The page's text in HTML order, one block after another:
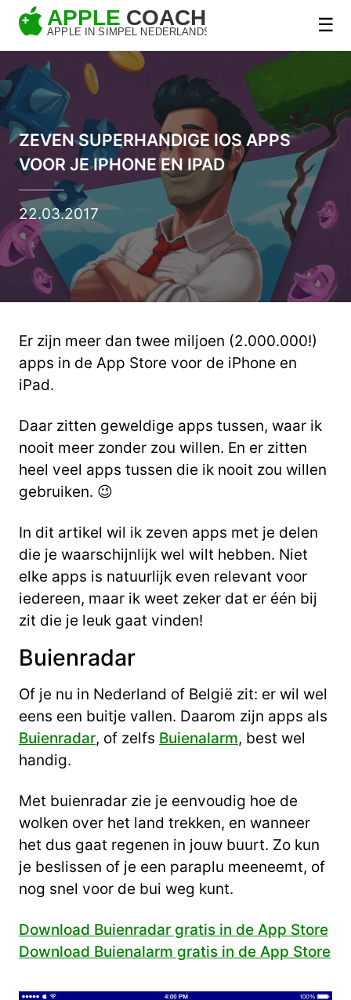
☰
ZEVEN SUPERHANDIGE IOS APPS
VOOR JE IPHONE EN IPAD
22.03.2017
Er zijn meer dan twee miljoen (2.000.000!)
apps in de App Store voor de iPhone en
iPad.
Daar zitten geweldige apps tussen, waar ik
nooit meer zonder zou willen. En er zitten
heel veel apps tussen die ik nooit zou willen
gebruiken. 😉
In dit artikel wil ik zeven apps met je delen
die je waarschijnlijk wel wilt hebben. Niet
elke apps is natuurlijk even relevant voor
iedereen, maar ik weet zeker dat er één bij
zit die je leuk gaat vinden!
Buienradar
Of je nu in Nederland of België zit: er wil wel
eens een buitje vallen. Daarom zijn apps als
Buienradar, of zelfs Buienalarm, best wel
handig.
Met buienradar zie je eenvoudig hoe de
wolken over het land trekken, en wanneer
het dus gaat regenen in jouw buurt. Zo kun
je beslissen of je een paraplu meeneemt, of
nog snel voor de bui weg kunt.
Download Buienradar gratis in de App Store
Download Buienalarm gratis in de App Store